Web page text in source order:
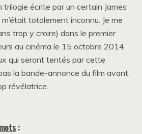
trilogie écrite par un certain James
totalement inconnu. Je me
trop y croire) dans le premier
au cinéma le 15 octobre 2014.
qui seront tentés par cette
la bande-annonce du film avant.
révélatrice.
: